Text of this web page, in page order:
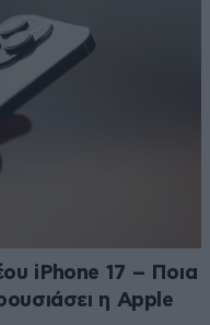
iPhone 17 – Ποια
η Apple